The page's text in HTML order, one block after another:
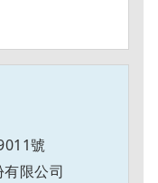
號
限公司